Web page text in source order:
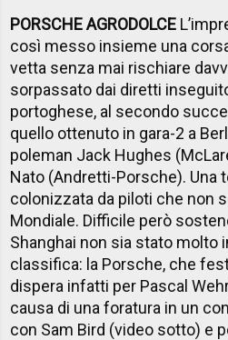
PORSCHE AGRODOLCE
così messo insieme una
vetta senza mai rischiare
sorpassato dai diretti
portoghese, al secondo
quello ottenuto in gara-2 a
poleman Jack Hughes
Nato (Andretti-Porsche). Una
colonizzata da piloti che non
Mondiale. Difficile però
Shanghai non sia stato molto
classifica: la Porsche, che
dispera infatti per Pascal
causa di una foratura in un
con Sam Bird (video sotto) e